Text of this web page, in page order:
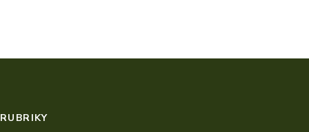
RUBRIKY